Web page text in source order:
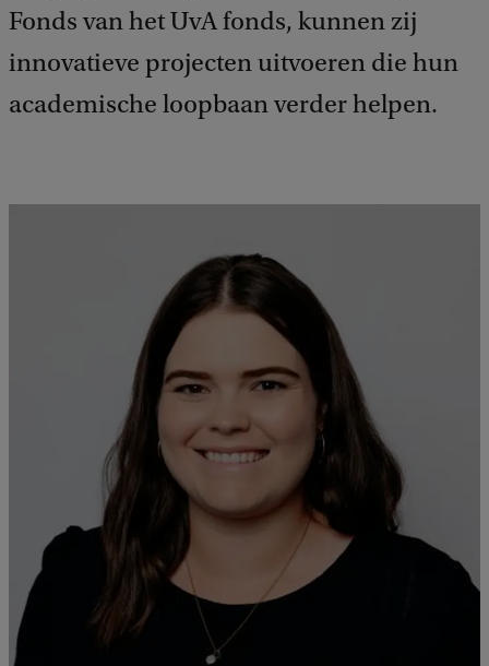
Fonds van het UvA fonds, kunnen zij
innovatieve projecten uitvoeren die hun
academische loopbaan verder helpen.